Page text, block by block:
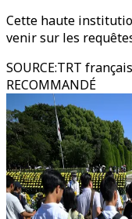
Cette haute
venir sur les
SOURCE:TRT
RECOMMANDÉ